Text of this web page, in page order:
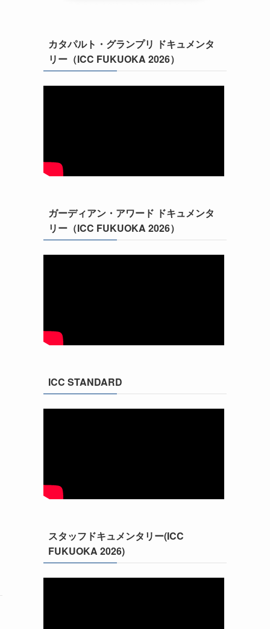
カタパルト・グランプリ ドキュメンタ
リー（ICC FUKUOKA 2026）
ガーディアン・アワード ドキュメンタ
リー（ICC FUKUOKA 2026）
ICC STANDARD
スタッフドキュメンタリー(ICC
FUKUOKA 2026)